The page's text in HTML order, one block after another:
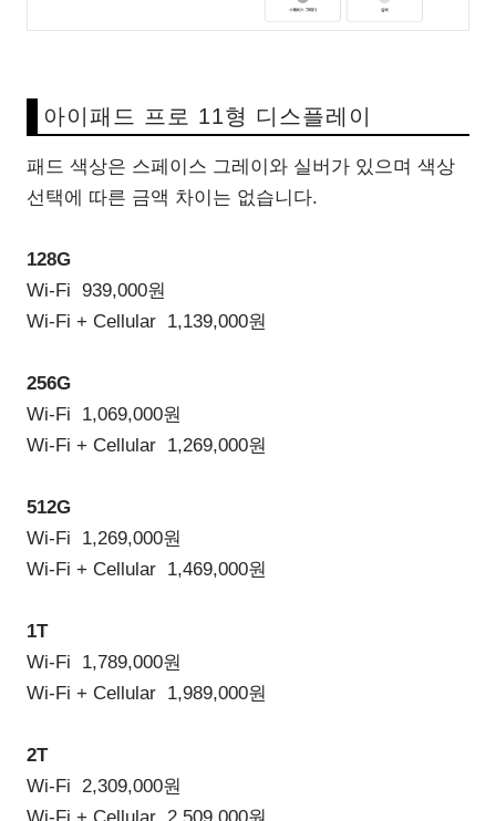
아이패드 프로 11형 디스플레이
패드 색상은 스페이스 그레이와 실버가 있으며 색상
선택에 따른 금액 차이는 없습니다.
128G
Wi-Fi 939,000원
Wi-Fi + Cellular 1,139,000원
256G
Wi-Fi 1,069,000원
Wi-Fi + Cellular 1,269,000원
512G
Wi-Fi 1,269,000원
Wi-Fi + Cellular 1,469,000원
1T
Wi-Fi 1,789,000원
Wi-Fi + Cellular 1,989,000원
2T
Wi-Fi 2,309,000원
Wi-Fi + Cellular 2,509,000원